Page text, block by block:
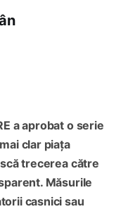
a aprobat o serie
clar piața
trecerea către
Măsurile
casnici sau